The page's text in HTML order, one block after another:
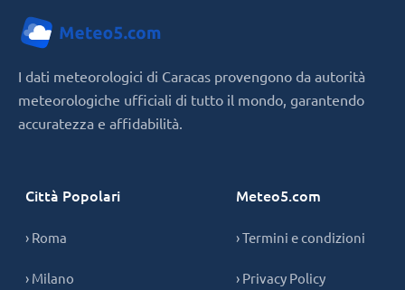
I dati meteorologici di Caracas provengono da autorità
meteorologiche ufficiali di tutto il mondo, garantendo
accuratezza e affidabilità.
Città Popolari
› Roma
› Milano
Meteo5.com
› Termini e condizioni
› Privacy Policy